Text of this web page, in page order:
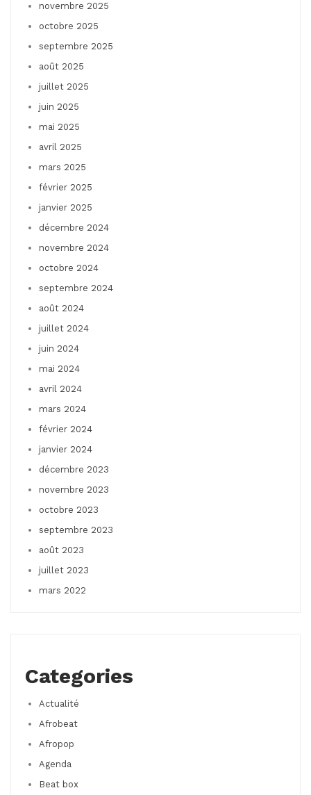
novembre 2025
octobre 2025
septembre 2025
août 2025
juillet 2025
juin 2025
mai 2025
avril 2025
mars 2025
février 2025
janvier 2025
décembre 2024
novembre 2024
octobre 2024
septembre 2024
août 2024
juillet 2024
juin 2024
mai 2024
avril 2024
mars 2024
février 2024
janvier 2024
décembre 2023
novembre 2023
octobre 2023
septembre 2023
août 2023
juillet 2023
mars 2022
Categories
Actualité
Afrobeat
Afropop
Agenda
Beat box